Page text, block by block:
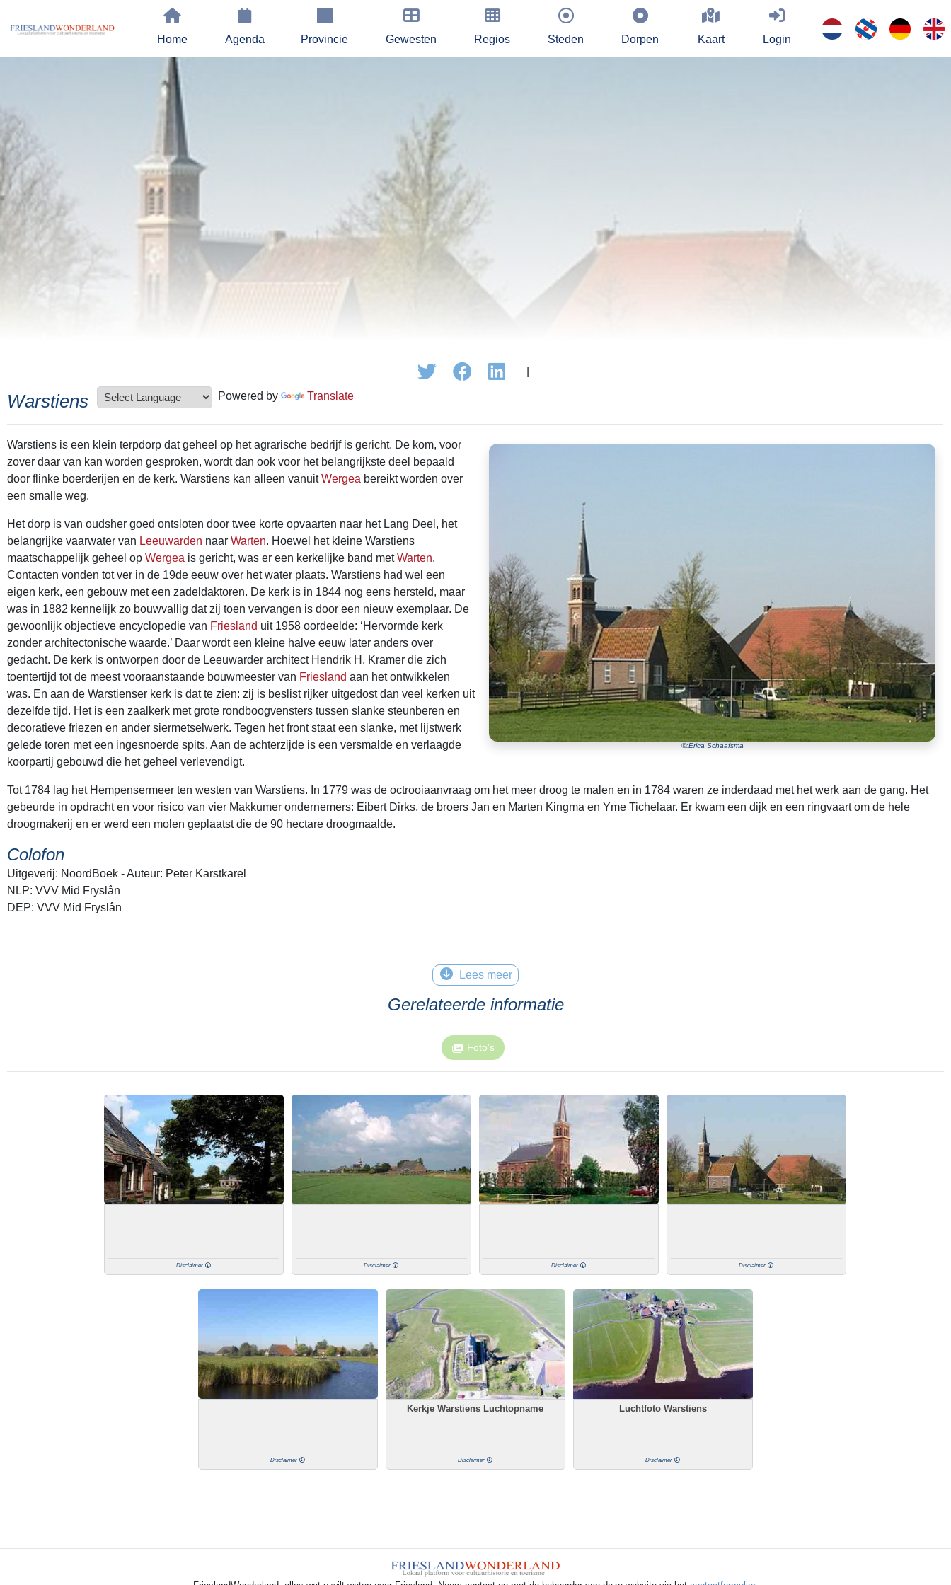
Home Agenda Provincie Gewesten Regios Steden Dorpen Kaart Login
Warstiens Powered by Translate
©:Erica Schaafsma
Warstiens is een klein terpdorp dat geheel op het agrarische bedrijf is gericht. De kom, voor
zover daar van kan worden gesproken, wordt dan ook voor het belangrijkste deel bepaald
door flinke boerderijen en de kerk. Warstiens kan alleen vanuitWergea bereikt worden over
een smalle weg.
Het dorp is van oudsher goed ontsloten door twee korte opvaarten naar het Lang Deel, het
belangrijke vaarwater van Leeuwarden naar Warten. Hoewel het kleine Warstiens
maatschappelijk geheel op Wergea is gericht, was er een kerkelijke band metWarten.
Contacten vonden tot ver in de 19de eeuw over het water plaats. Warstiens had wel een
eigen kerk, een gebouw met een zadeldaktoren. De kerk is in 1844 nog eens hersteld, maar
was in 1882 kennelijk zo bouwvallig dat zij toen vervangen is door een nieuw exemplaar. De
gewoonlijk objectieve encyclopedie van Friesland uit 1958 oordeelde: ‘Hervormde kerk
zonder architectonische waarde.’ Daar wordt een kleine halve eeuw later anders over
gedacht. De kerk is ontworpen door de Leeuwarder architect Hendrik H. Kramer die zich
toentertijd tot de meest vooraanstaande bouwmeester van Friesland aan het ontwikkelen
was. En aan de Warstienser kerk is dat te zien: zij is beslist rijker uitgedost dan veel kerken uit
dezelfde tijd. Het is een zaalkerk met grote rondboogvensters tussen slanke steunberen en
decoratieve friezen en ander siermetselwerk. Tegen het front staat een slanke, met lijstwerk
gelede toren met een ingesnoerde spits. Aan de achterzijde is een versmalde en verlaagde
koorpartij gebouwd die het geheel verlevendigt.
Tot 1784 lag het Hempensermeer ten westen van Warstiens. In 1779 was de octrooiaanvraag om het meer droog te malen en in 1784 waren ze inderdaad met het werk aan de gang. Het
gebeurde in opdracht en voor risico van vier Makkumer ondernemers: Eibert Dirks, de broers Jan en Marten Kingma en Yme Tichelaar. Er kwam een dijk en een ringvaart om de hele
droogmakerij en er werd een molen geplaatst die de 90 hectare droogmaalde.
Colofon
Uitgeverij: NoordBoek - Auteur: Peter Karstkarel
NLP: VVV Mid Fryslân
DEP: VVV Mid Fryslân
Lees meer
Gerelateerde informatie
Foto’s
Disclaimer Disclaimer Disclaimer Disclaimer
Disclaimer
Kerkje Warstiens Luchtopname
Disclaimer
Luchtfoto Warstiens
Disclaimer